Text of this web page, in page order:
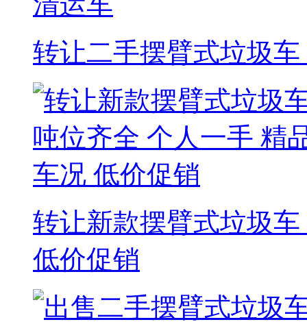
转让二手摆臂式垃圾
转让新款摆臂式垃圾
低价促销